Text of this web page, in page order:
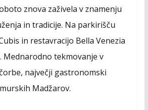
a
A
p
p
a
i
znova zaživela v znamenju
in tradicije. Na parkirišču
in restavracijo Bella Venezia
Mednarodno tekmovanje v
največji gastronomski
Madžarov.